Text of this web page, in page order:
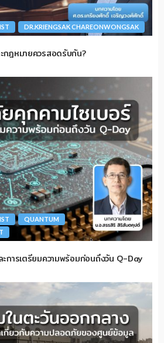
DR.KRIENGSAK CHAREONWONGSAK
กฎหมายควรสอดรับกัน?
QUANTUM
ะการเตรียมความพร้อมก่อนถึงวัน Q-Day